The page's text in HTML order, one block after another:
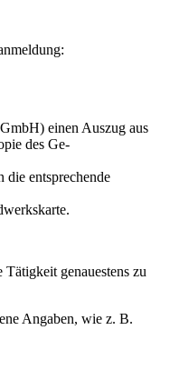
einen Auszug aus
des Ge­
die entsprechende
Tätigkeit genauestens zu
Angaben, wie z. B.